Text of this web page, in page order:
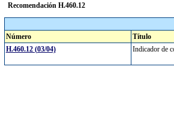
Recomendación H.460.12
Número
Título
H.460.12 (03/04)
Indicador de